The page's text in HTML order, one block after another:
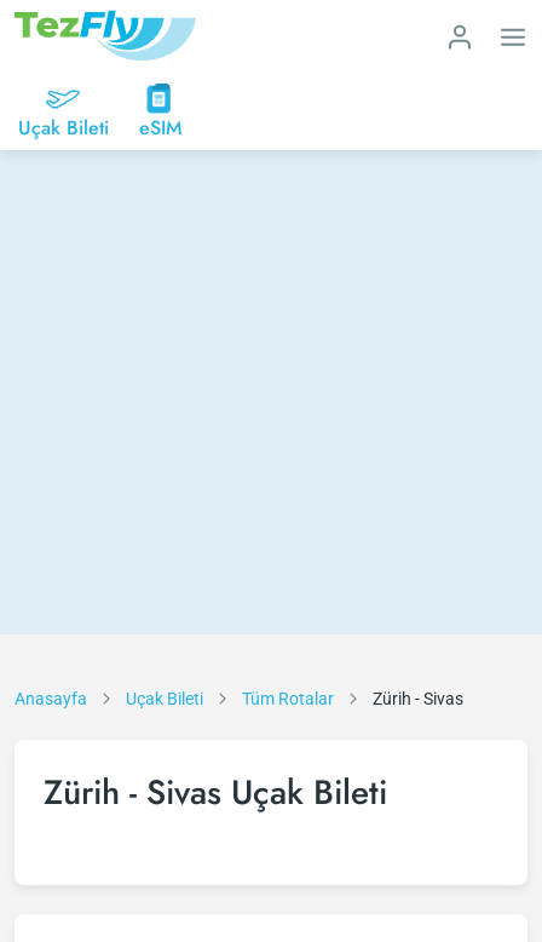
Uçak Bileti eSIM
Anasayfa Uçak Bileti Tüm Rotalar Zürih - Sivas
Zürih - Sivas Uçak Bileti